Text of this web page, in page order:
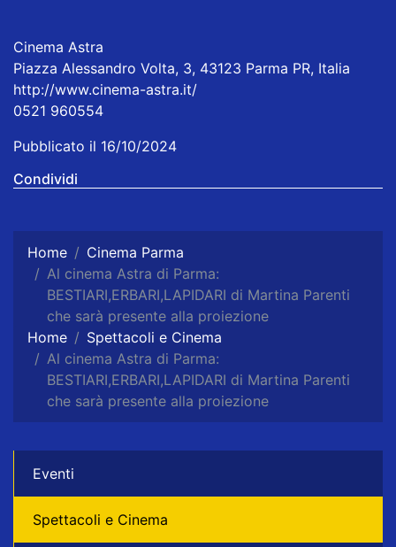
Cinema Astra
Piazza Alessandro Volta, 3, 43123 Parma PR, Italia
http://www.cinema-astra.it/
0521 960554
Pubblicato il 16/10/2024
Condividi
Home
Cinema Parma
Al cinema Astra di Parma:
BESTIARI,ERBARI,LAPIDARI di Martina Parenti
che sarà presente alla proiezione
Home
Spettacoli e Cinema
Al cinema Astra di Parma:
BESTIARI,ERBARI,LAPIDARI di Martina Parenti
che sarà presente alla proiezione
Eventi
Spettacoli e Cinema